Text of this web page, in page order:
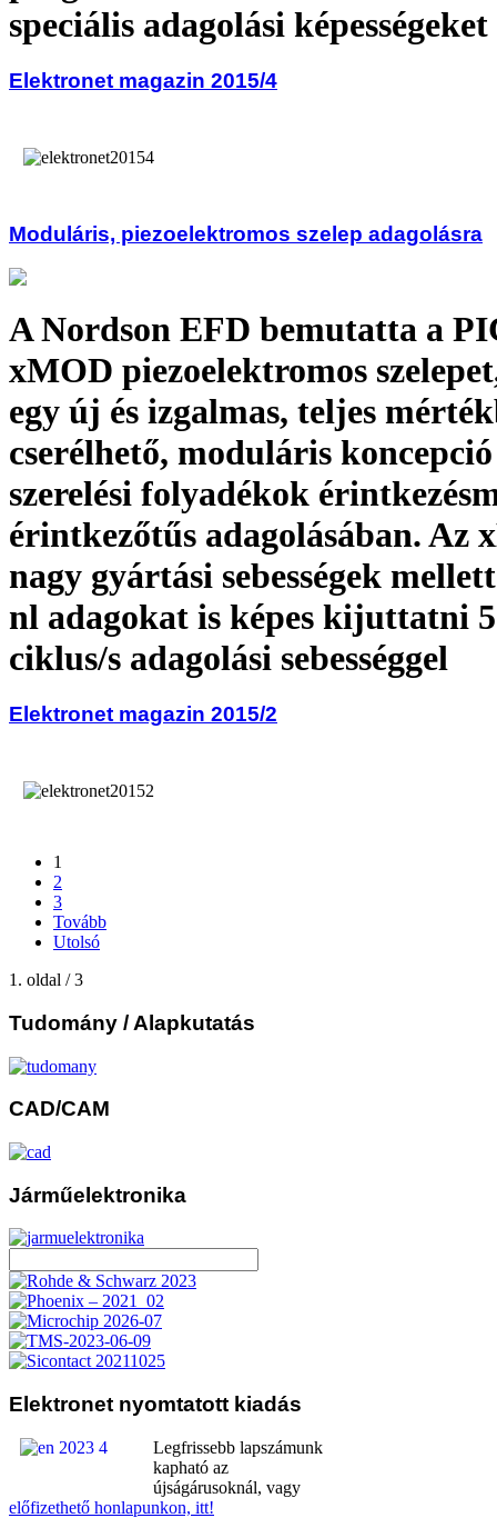
speciális adagolási
Elektronet magazin 2015/4
Moduláris, piezoelektromos szelep adagolásra
A Nordson EFD bemutatta a
xMOD piezoelektromos
egy új és izgalmas, teljes
cserélhető, moduláris
szerelési folyadékok
érintkezőtűs adagolásában. Az
nagy gyártási sebességek
nl adagokat is képes kijuttatni
ciklus/s adagolási sebességgel
Elektronet magazin 2015/2
1
2
3
Tovább
Utolsó
1. oldal / 3
Tudomány / Alapkutatás
CAD/CAM
Járműelektronika
Elektronet nyomtatott kiadás
Legfrissebb lapszámunk
kapható az
újságárusoknál, vagy
előfizethető honlapunkon, itt!